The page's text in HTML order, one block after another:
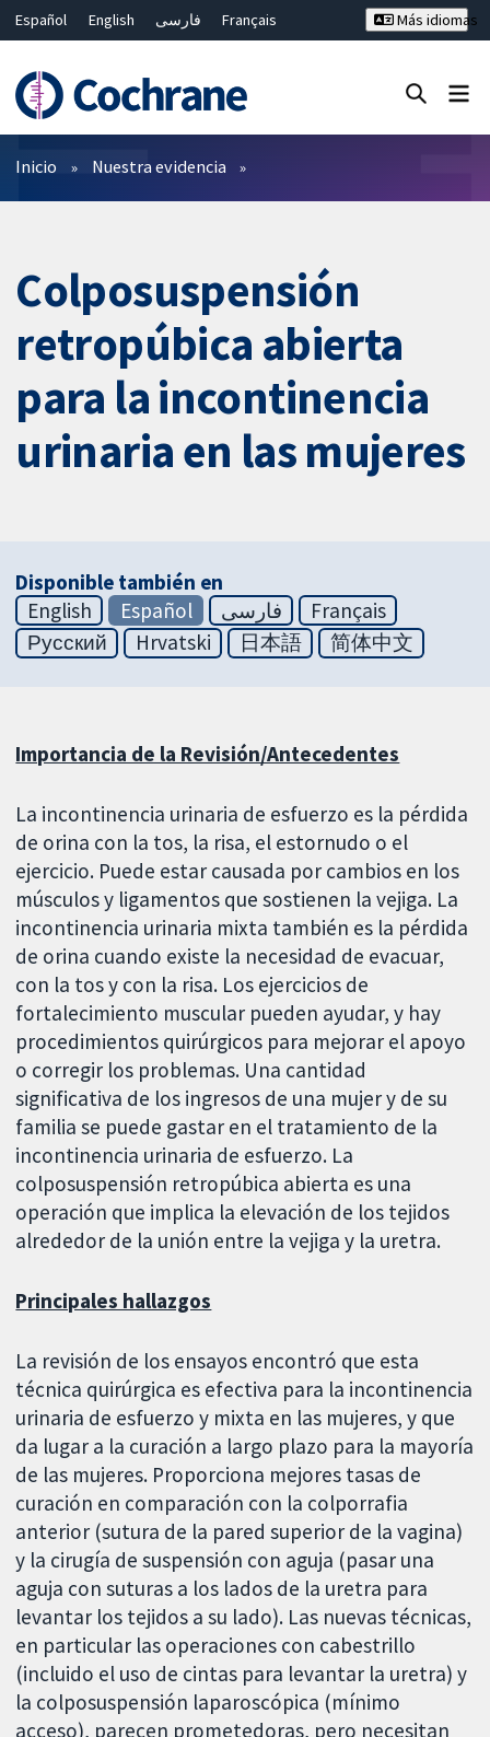
Español English فارسی
Français
Bahasa Malaysia
ไทย 繁體中文
Más idiomas
Filtros
Inicio Nuestra evidencia
Colposuspensión
retropúbica abierta
para la incontinencia
urinaria en las mujeres
Disponible también en
English
Español فارسی
Français
Русский
Hrvatski 日本語 简体中文
Importancia de la Revisión/Antecedentes
La incontinencia urinaria de esfuerzo es la pérdida
de orina con la tos, la risa, el estornudo o el
ejercicio. Puede estar causada por cambios en los
músculos y ligamentos que sostienen la vejiga. La
incontinencia urinaria mixta también es la pérdida
de orina cuando existe la necesidad de evacuar,
con la tos y con la risa. Los ejercicios de
fortalecimiento muscular pueden ayudar, y hay
procedimientos quirúrgicos para mejorar el apoyo
o corregir los problemas. Una cantidad
significativa de los ingresos de una mujer y de su
familia se puede gastar en el tratamiento de la
incontinencia urinaria de esfuerzo. La
colposuspensión retropúbica abierta es una
operación que implica la elevación de los tejidos
alrededor de la unión entre la vejiga y la uretra.
Principales hallazgos
La revisión de los ensayos encontró que esta
técnica quirúrgica es efectiva para la incontinencia
urinaria de esfuerzo y mixta en las mujeres, y que
da lugar a la curación a largo plazo para la mayoría
de las mujeres. Proporciona mejores tasas de
curación en comparación con la colporrafia
anterior (sutura de la pared superior de la vagina)
y la cirugía de suspensión con aguja (pasar una
aguja con suturas a los lados de la uretra para
levantar los tejidos a su lado). Las nuevas técnicas,
en particular las operaciones con cabestrillo
(incluido el uso de cintas para levantar la uretra) y
la colposuspensión laparoscópica (mínimo
acceso), parecen prometedoras, pero necesitan